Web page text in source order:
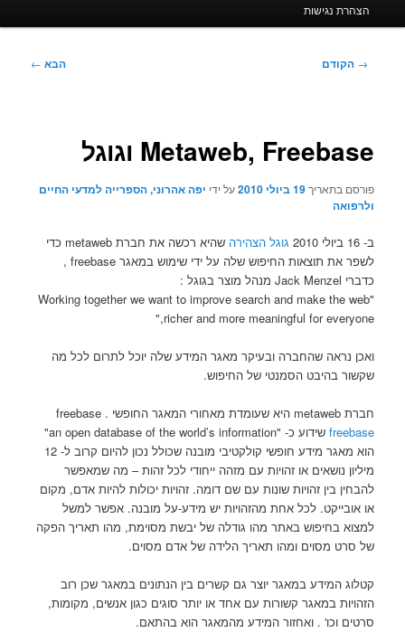
הצהרת נגישות
ניווט
→ הקודם הבא ←
Metaweb, Freebase וגוגל
פורסם בתאריך19 ביולי 2010 על ידי יפה אהרוני, הספרייה למדעי החיים
ולרפואה
ב- 16 ביולי 2010 גוגל הצהירה
שהיא רכשה את חברת metaweb כדי
לשפר את תוצאות החיפוש שלה על ידי שימוש במאגר freebase ,
כדברי Jack Menzel מנהל מוצר בגוגל :
"Working together we want to improve search and make the web
richer and more meaningful for everyone,"
ואכן נראה שהחברה ובעיקר מאגר המידע שלה יוכל לתרום לכל מה
שקשור בהיבט הסמנטי של החיפוש.
חברת metaweb היא שעומדת מאחורי המאגר החופשי freebase .
freebase
שידוע כ- "an open database of the world’s information"
הוא מאגר מידע חופשי קולקטיבי מובנה שכולל נכון להיום קרוב ל- 12
מיליון נושאים או זהויות עם מזהה ייחודי לכל זהות – מה שמאפשר
להבחין בין זהויות שונות עם שם דומה. זהויות יכולות להיות אדם, מקום
או אובייקט. לכל אחת מהזהויות יש מידע-על מובנה. אפשר למשל
למצוא בחיפוש באתר מהו גודלה של יבשת מסוימת, מהו תאריך הפקה
של סרט מסוים ומהו תאריך הלידה של אדם מסוים.
קטלוג המידע במאגר יוצר גם קשרים בין הנתונים במאגר שכן רוב
הזהויות במאגר קשורות עם אחד או יותר סוגים כגון אנשים, מקומות,
סרטים וכו' . ואחזור המידע מהמאגר הוא בהתאם.